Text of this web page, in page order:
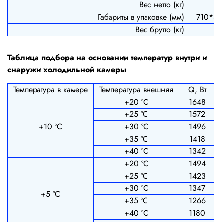
Вес нетто (кг)
Габариты в упаковке (мм)
Вес брутто (кг)
Таблица подбора на основании температур внутри и
снаружи холодильной камеры
Температура в камере
Температура внешняя Q, Вт
+10 ºС
+20 ºС
1648
+25 ºС
1572
+30 ºС
1496
+35 ºС
1418
+40 ºС
1342
+5 ºС
+20 ºС
1494
+25 ºС
1423
+30 ºС
1347
+35 ºС
1266
+40 ºС
1180